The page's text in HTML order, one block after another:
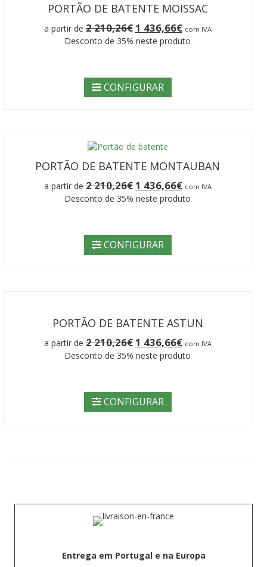
PORTÃO DE BATENTE MOISSAC
a partir de2 210,26€ O
preço
original
210,26€.
1 436,66€O
preço
com IVA
Desconto de 35% neste produto
CONFIGURAR
PORTÃO DE BATENTE MONTAUBAN
a partir de2 210,26€ O
preço
original
210,26€.
1 436,66€O
preço
com IVA
Desconto de 35% neste produto
CONFIGURAR
PORTÃO DE BATENTE ASTUN
a partir de2 210,26€ O
preço
original
210,26€.
1 436,66€O
preço
com IVA
Desconto de 35% neste produto
CONFIGURAR
Entrega em Portugal e na Europa